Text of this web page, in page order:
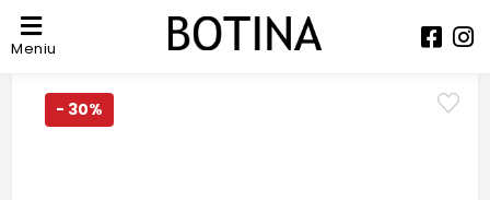
Meniu
- 30%